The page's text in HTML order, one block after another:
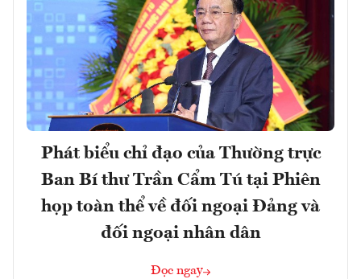
Phát biểu chỉ đạo của Thường trực
Ban Bí thư Trần Cẩm Tú tại Phiên
họp toàn thể về đối ngoại Đảng và
đối ngoại nhân dân
Đọc ngay